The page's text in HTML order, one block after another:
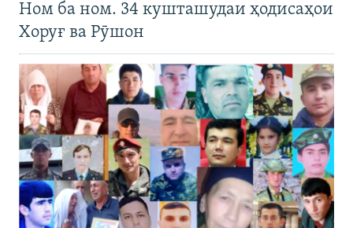
Ном ба ном. 34 кушташудаи ҳодисаҳои
Хоруғ ва Рӯшон